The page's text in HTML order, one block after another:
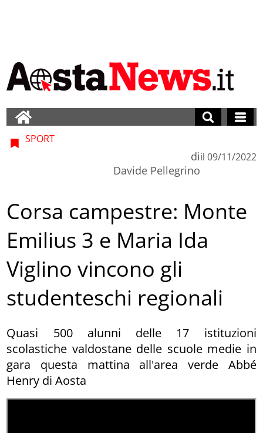
SPORT
di
Davide Pellegrino
il 09/11/2022
Corsa campestre: Monte
Emilius 3 e Maria Ida
Viglino vincono gli
studenteschi regionali
Quasi 500 alunni delle 17 istituzioni
scolastiche valdostane delle scuole medie in
gara questa mattina all'area verde Abbé
Henry di Aosta